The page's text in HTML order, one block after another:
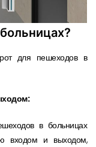
для пешеходов в
в больницах
входом и выходом,